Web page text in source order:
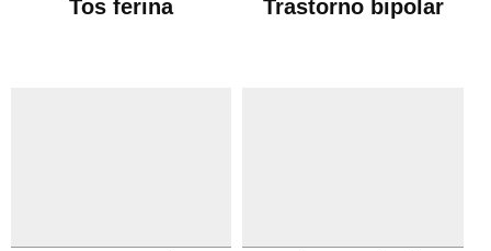
Tos ferina Trastorno bipolar